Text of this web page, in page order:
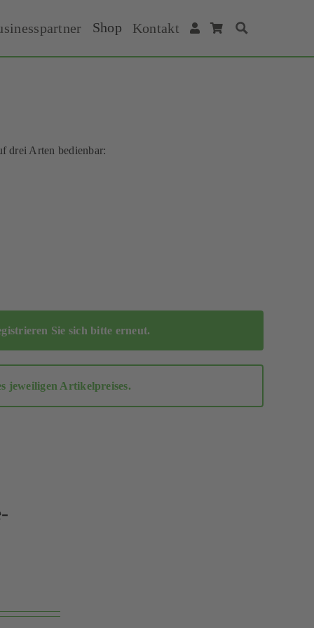
Shop Kontakt
drei Arten bedienbar:
Sie sich bitte erneut.
jeweiligen Artikelpreises.